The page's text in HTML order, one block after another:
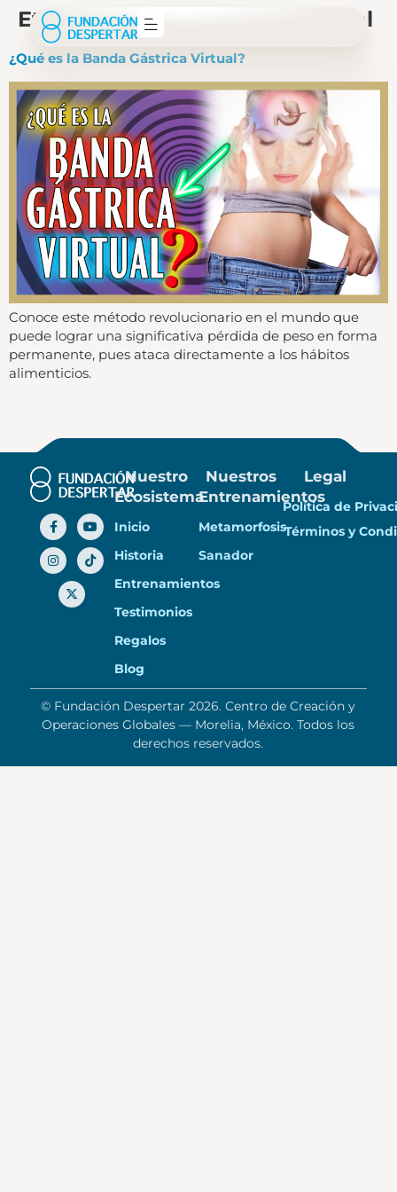
Etiqueta:Banda Gástrica Virtual
¿Qué es la Banda Gástrica Virtual?
Conoce este método revolucionario en el mundo que
puede lograr una significativa pérdida de peso en forma
permanente, pues ataca directamente a los hábitos
alimenticios.
Nuestro
Ecosistema
Inicio
Historia
Entrenamientos
Testimonios
Regalos
Blog
Nuestros
Entrenamientos
Metamorfosis
Sanador
Legal
Política de
Términos y
© Fundación Despertar 2026. Centro de Creación y
Operaciones Globales — Morelia, México. Todos los
derechos reservados.